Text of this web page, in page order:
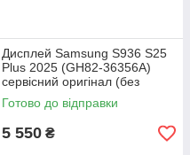
Дисплей Samsung S936 S25
Plus 2025 (GH82-36356A)
сервісний оригінал (без
рамки)
Готово до відправки
5 550 ₴